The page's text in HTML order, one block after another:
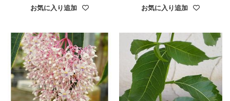
お気に入り追加 お気に入り追加